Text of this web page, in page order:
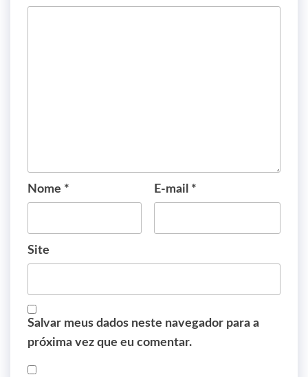
Nome * E-mail *
Site
Salvar meus dados neste navegador para a
próxima vez que eu comentar.